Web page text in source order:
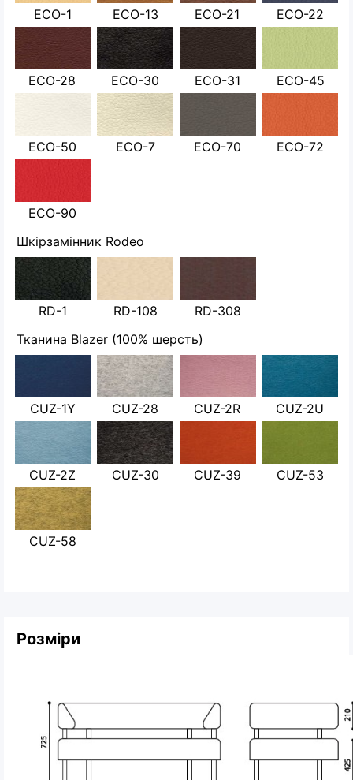
ECO-1 ECO-13 ECO-21 ECO-22
ECO-28 ECO-30 ECO-31 ECO-45
ECO-50 ECO-7 ECO-70 ECO-72
ECO-90
Шкірзамінник Rodeo
RD-1 RD-108
RD-308
Тканина Blazer (100% шерсть)
CUZ-1Y CUZ-28 CUZ-2R CUZ-2U
CUZ-2Z CUZ-30 CUZ-39 CUZ-53
CUZ-58
Розміри